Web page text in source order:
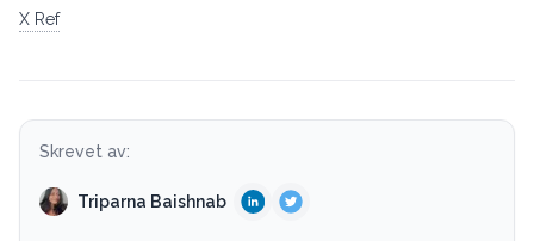
X Ref
Skrevet av:
Triparna Baishnab